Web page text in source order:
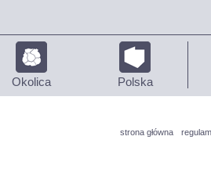
Okolica Polska
strona główna